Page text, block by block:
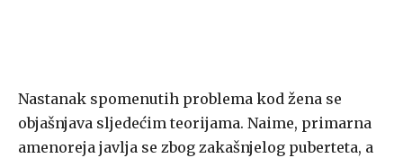
Nastanak spomenutih problema kod žena se
objašnjava sljedećim teorijama. Naime, primarna
amenoreja javlja se zbog zakašnjelog puberteta, a